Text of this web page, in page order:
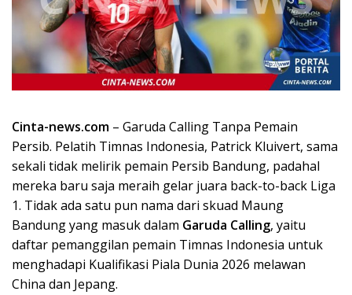
k
n
i
,
e
n
u
h
s
p
i
r
Cinta-news.com – Garuda Calling Tanpa Pemain
Persib. Pelatih Timnas Indonesia, Patrick Kluivert, sama
sekali tidak melirik pemain Persib Bandung, padahal
mereka baru saja meraih gelar juara back-to-back Liga
1. Tidak ada satu pun nama dari skuad Maung
Bandung yang masuk dalam Garuda Calling, yaitu
daftar pemanggilan pemain Timnas Indonesia untuk
menghadapi Kualifikasi Piala Dunia 2026 melawan
China dan Jepang.